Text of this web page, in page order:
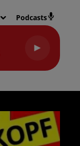
Podcasts